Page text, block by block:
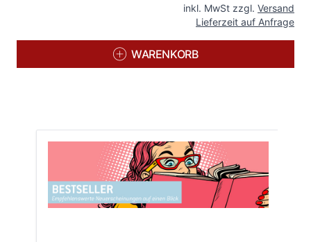
inkl. MwSt zzgl. Versand
Lieferzeit auf Anfrage
WARENKORB